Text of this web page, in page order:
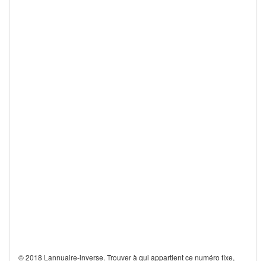
© 2018 Lannuaire-inverse. Trouver à qui appartient ce numéro fixe,